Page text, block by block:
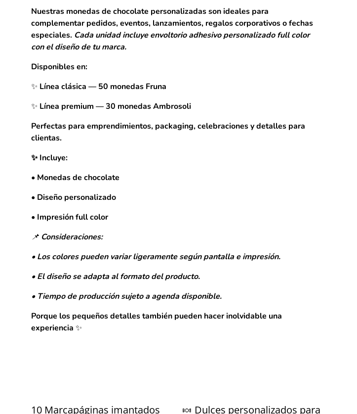
Nuestras monedas de chocolate personalizadas son ideales para
complementar pedidos, eventos, lanzamientos, regalos corporativos o fechas
especiales. Cada unidad incluye envoltorio adhesivo personalizado full color
con el diseño de tu marca.
Disponibles en:
✨ Línea clásica — 50 monedas Fruna
✨ Línea premium — 30 monedas Ambrosoli
Perfectas para emprendimientos, packaging, celebraciones y detalles para
clientas.
✨ Incluye:
• Monedas de chocolate
• Diseño personalizado
• Impresión full color
📌 Consideraciones:
• Los colores pueden variar ligeramente según pantalla e impresión.
• El diseño se adapta al formato del producto.
• Tiempo de producción sujeto a agenda disponible.
Porque los pequeños detalles también pueden hacer inolvidable una
experiencia ✨
10 Marcapáginas imantados 🍬 Dulces personalizados para